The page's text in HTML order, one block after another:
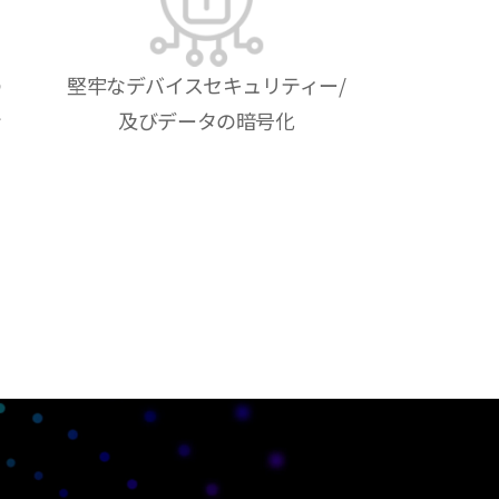
堅牢なデバイスセキュリティー/
及びデータの暗号化